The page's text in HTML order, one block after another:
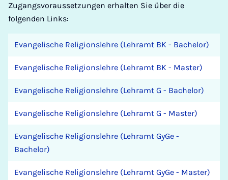
Zugangsvoraussetzungen erhalten Sie über die
folgenden Links:
Evangelische Religionslehre (Lehramt BK - Bachelor)
Evangelische Religionslehre (Lehramt BK - Master)
Evangelische Religionslehre (Lehramt G - Bachelor)
Evangelische Religionslehre (Lehramt G - Master)
Evangelische Religionslehre (Lehramt GyGe -
Bachelor)
Evangelische Religionslehre (Lehramt GyGe - Master)